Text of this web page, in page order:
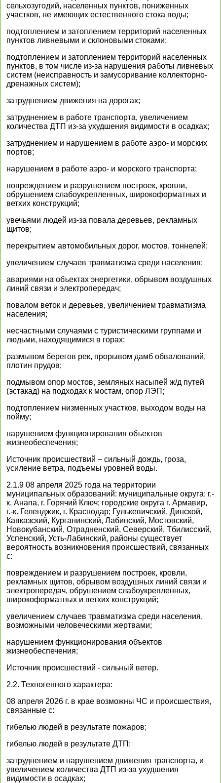
сельхозугодий, населенных пунктов, пониженных
участков, не имеющих естественного стока воды;
подтоплением и затоплением территорий населенных
пунктов ливневыми и склоновыми стоками;
подтоплением и затоплением территорий населенных
пунктов, в том числе из-за нарушения работы ливневых
систем (неисправность и замусоривание коллекторно-
дренажных систем);
затруднением движения на дорогах;
затруднением в работе транспорта, увеличением
количества ДТП из-за ухудшения видимости в осадках;
затруднением и нарушением в работе аэро- и морских
портов;
нарушением в работе аэро- и морского транспорта;
повреждением и разрушением построек, кровли,
обрушением слабоукрепленных, широкоформатных и
ветхих конструкций;
увечьями людей из-за повала деревьев, рекламных
щитов;
перекрытием автомобильных дорог, мостов, тоннелей;
увеличением случаев травматизма среди населения;
авариями на объектах энергетики, обрывом воздушных
линий связи и электропередач;
повалом веток и деревьев, увеличением травматизма
населения;
несчастными случаями с туристическими группами и
людьми, находящимися в горах;
размывом берегов рек, прорывом дамб обвалований,
плотин прудов;
подмывом опор мостов, земляных насыпей ж/д путей
(эстакад) на подходах к мостам, опор ЛЭП;
подтоплением низменных участков, выходом воды на
пойму;
нарушением функционирования объектов
жизнеобеспечения;
Источник происшествий – сильный дождь, гроза,
усиление ветра, подъемы уровней воды.
2.1.9 08 апреля 2025 года на территории
муниципальных образований: муниципальные округа: г.-
к. Анапа, г. Горячий Ключ; городские округа г. Армавир,
г.-к. Геленджик, г. Краснодар; Гулькевичский, Динской,
Кавказский, Курганинский, Лабинский, Мостовский,
Новокубанский, Отрадненский, Северский, Тбилисский,
Успенский, Усть-Лабинский, районы существует
вероятность возникновения происшествий, связанных
с:
повреждением и разрушением построек, кровли,
рекламных щитов, обрывом воздушных линий связи и
электропередач, обрушением слабоукрепленных,
широкоформатных и ветхих конструкций;
увеличением случаев травматизма среди населения,
возможными человеческими жертвами;
нарушением функционирования объектов
жизнеобеспечения;
Источник происшествий - сильный ветер.
2.2. Техногенного характера:
08 апреля 2026 г. в крае возможны ЧС и происшествия,
связанные с:
гибелью людей в результате пожаров;
гибелью людей в результате ДТП;
затруднением и нарушением движения транспорта, и
увеличением количества ДТП из-за ухудшения
видимости в осадках;